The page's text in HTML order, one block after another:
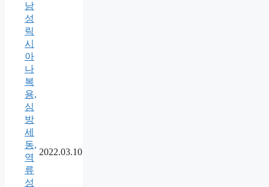
남
성
릭
시
아
나
복
용,
심
방
세
동,
역
류
성
2022.03.10